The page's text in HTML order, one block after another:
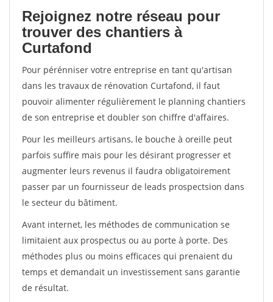
Rejoignez notre réseau pour
trouver des chantiers à
Curtafond
Pour pérénniser votre entreprise en tant qu'artisan
dans les travaux de rénovation Curtafond, il faut
pouvoir alimenter régulièrement le planning chantiers
de son entreprise et doubler son chiffre d'affaires.
Pour les meilleurs artisans, le bouche à oreille peut
parfois suffire mais pour les désirant progresser et
augmenter leurs revenus il faudra obligatoirement
passer par un fournisseur de leads prospectsion dans
le secteur du bâtiment.
Avant internet, les méthodes de communication se
limitaient aux prospectus ou au porte à porte. Des
méthodes plus ou moins efficaces qui prenaient du
temps et demandait un investissement sans garantie
de résultat.